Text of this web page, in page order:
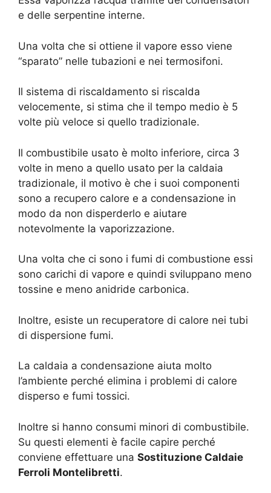
e delle serpentine interne.
Una volta che si ottiene il vapore esso viene
“sparato” nelle tubazioni e nei termosifoni.
Il sistema di riscaldamento si riscalda
velocemente, si stima che il tempo medio è 5
volte più veloce si quello tradizionale.
Il combustibile usato è molto inferiore, circa 3
volte in meno a quello usato per la caldaia
tradizionale, il motivo è che i suoi componenti
sono a recupero calore e a condensazione in
modo da non disperderlo e aiutare
notevolmente la vaporizzazione.
Una volta che ci sono i fumi di combustione essi
sono carichi di vapore e quindi sviluppano meno
tossine e meno anidride carbonica.
Inoltre, esiste un recuperatore di calore nei tubi
di dispersione fumi.
La caldaia a condensazione aiuta molto
l’ambiente perché elimina i problemi di calore
disperso e fumi tossici.
Inoltre si hanno consumi minori di combustibile.
Su questi elementi è facile capire perché
conviene effettuare una Sostituzione Caldaie
Ferroli Montelibretti.